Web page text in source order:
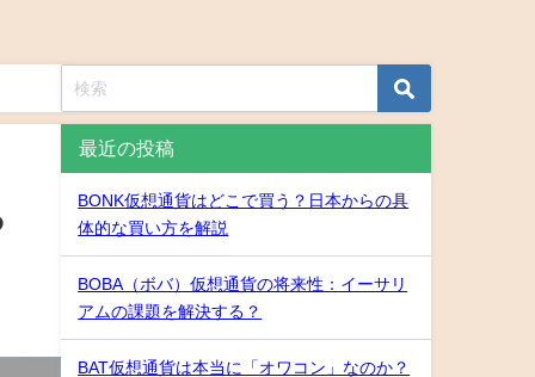
最近の投稿
BONK仮想通貨はどこで買う？日本からの具
体的な買い方を解説
BOBA（ボバ）仮想通貨の将来性：イーサリ
アムの課題を解決する？
BAT仮想通貨は本当に「オワコン」なのか？